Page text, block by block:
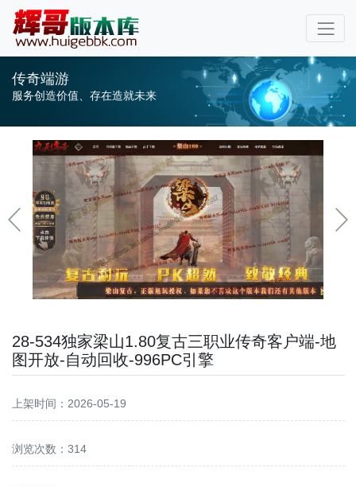
传奇端游
服务创造价值、存在造就未来
28-534独家梁山1.80复古三职业传奇客户端-地
图开放-自动回收-996PC引擎
上架时间：2026-05-19
浏览次数：314